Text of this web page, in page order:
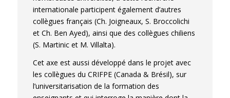
internationale participent également d’autres
collègues français (Ch. Joigneaux, S. Broccolichi
et Ch. Ben Ayed), ainsi que des collègues chiliens
(S. Martinic et M. Villalta).
Cet axe est aussi développé dans le projet avec
les collègues du CRIFPE (Canada & Brésil), sur
l’universitarisation de la formation des